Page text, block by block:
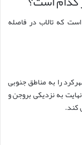
که تالاب در فاصله
شهرکرد را به مناطق جنوبی
به نزدیکی بروجن و
کند.